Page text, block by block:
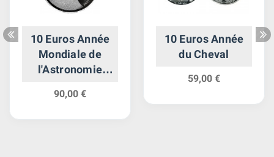
10 Euros Année
Mondiale de
l'Astronomie
90,00 €
10 Euros Année
du Cheval
59,00 €